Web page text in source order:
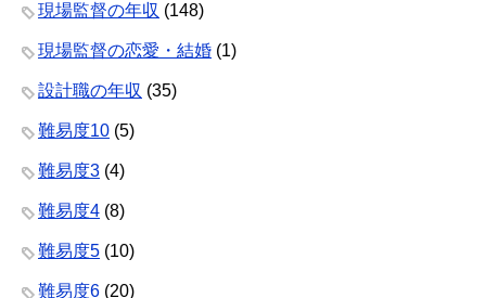
現場監督の年収 (148)
現場監督の恋愛・結婚 (1)
設計職の年収 (35)
難易度10 (5)
難易度3 (4)
難易度4 (8)
難易度5 (10)
難易度6 (20)